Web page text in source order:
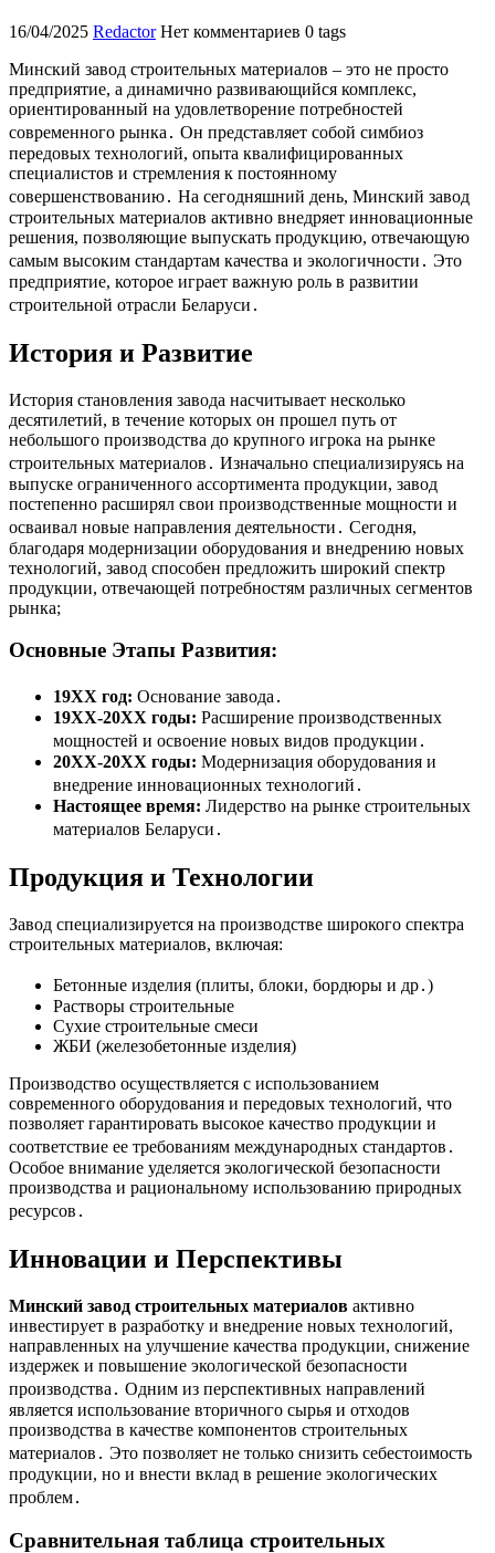
16/04/2025 Redactor Нет комментариев 0 tags
Минский завод строительных материалов – это не просто
предприятие, а динамично развивающийся комплекс,
ориентированный на удовлетворение потребностей
современного рынка․ Он представляет собой симбиоз
передовых технологий, опыта квалифицированных
специалистов и стремления к постоянному
совершенствованию․ На сегодняшний день, Минский завод
строительных материалов активно внедряет инновационные
решения, позволяющие выпускать продукцию, отвечающую
самым высоким стандартам качества и экологичности․ Это
предприятие, которое играет важную роль в развитии
строительной отрасли Беларуси․
История и Развитие
История становления завода насчитывает несколько
десятилетий, в течение которых он прошел путь от
небольшого производства до крупного игрока на рынке
строительных материалов․ Изначально специализируясь на
выпуске ограниченного ассортимента продукции, завод
постепенно расширял свои производственные мощности и
осваивал новые направления деятельности․ Сегодня,
благодаря модернизации оборудования и внедрению новых
технологий, завод способен предложить широкий спектр
продукции, отвечающей потребностям различных сегментов
рынка;
Основные Этапы Развития:
19XX год: Основание завода․
19XX-20XX годы: Расширение производственных
мощностей и освоение новых видов продукции․
20XX-20XX годы: Модернизация оборудования и
внедрение инновационных технологий․
Настоящее время: Лидерство на рынке строительных
материалов Беларуси․
Продукция и Технологии
Завод специализируется на производстве широкого спектра
строительных материалов, включая:
Бетонные изделия (плиты, блоки, бордюры и др․)
Растворы строительные
Сухие строительные смеси
ЖБИ (железобетонные изделия)
Производство осуществляется с использованием
современного оборудования и передовых технологий, что
позволяет гарантировать высокое качество продукции и
соответствие ее требованиям международных стандартов․
Особое внимание уделяется экологической безопасности
производства и рациональному использованию природных
ресурсов․
Инновации и Перспективы
Минский завод строительных материалов активно
инвестирует в разработку и внедрение новых технологий,
направленных на улучшение качества продукции, снижение
издержек и повышение экологической безопасности
производства․ Одним из перспективных направлений
является использование вторичного сырья и отходов
производства в качестве компонентов строительных
материалов․ Это позволяет не только снизить себестоимость
продукции, но и внести вклад в решение экологических
проблем․
Сравнительная таблица строительных